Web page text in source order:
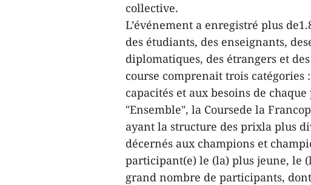
collective.
L’événement a enregistré plus
des étudiants, des enseignants,
diplomatiques, des étrangers et
course comprenait trois catégories
capacités et aux besoins de
"Ensemble", la Coursede la
ayant la structure des prixla plus
décernés aux champions et
participant(e) le (la) plus jeune, le
grand nombre de participants,